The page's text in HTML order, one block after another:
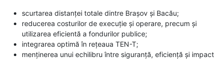
scurtarea distanței totale dintre Brașov și Bacău;
reducerea costurilor de execuție și operare, precum și
utilizarea eficientă a fondurilor publice;
integrarea optimă în rețeaua TEN-T;
menținerea unui echilibru între siguranță, eficiență și impact